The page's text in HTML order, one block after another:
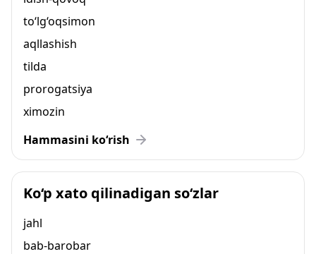
to‘lg‘oqsimon
aqllashish
tilda
prorogatsiya
ximozin
Hammasini ko‘rish
Ko‘p xato qilinadigan so‘zlar
jahl
bab-barobar